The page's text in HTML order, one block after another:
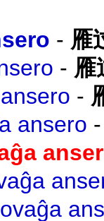
- 雁
- 雁
-
ansero